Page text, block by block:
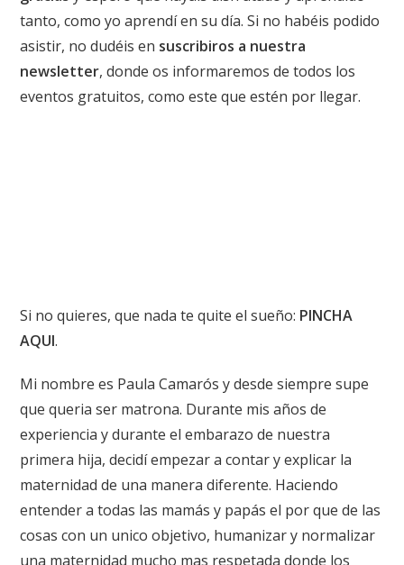
tanto, como yo aprendí en su día. Si no habéis podido
asistir, no dudéis en suscribiros a nuestra
newsletter, donde os informaremos de todos los
eventos gratuitos, como este que estén por llegar.
Si no quieres, que nada te quite el sueño: PINCHA
AQUI.
Mi nombre es Paula Camarós y desde siempre supe
que queria ser matrona. Durante mis años de
experiencia y durante el embarazo de nuestra
primera hija, decidí empezar a contar y explicar la
maternidad de una manera diferente. Haciendo
entender a todas las mamás y papás el por que de las
cosas con un unico objetivo, humanizar y normalizar
una maternidad mucho mas respetada donde los